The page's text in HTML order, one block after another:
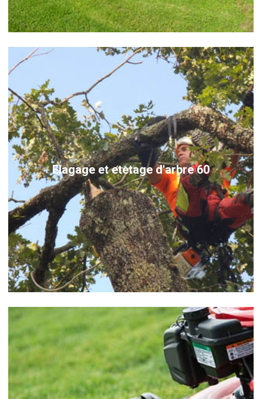
Elagage et etetage d'arbre 60